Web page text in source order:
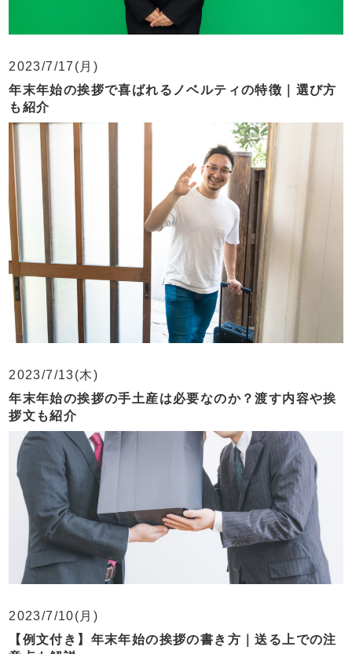
2023/7/17(月)
年末年始の挨拶で喜ばれるノベルティの特徴｜選び方
も紹介
2023/7/13(木)
年末年始の挨拶の手土産は必要なのか？渡す内容や挨
拶文も紹介
2023/7/10(月)
【例文付き】年末年始の挨拶の書き方｜送る上での注